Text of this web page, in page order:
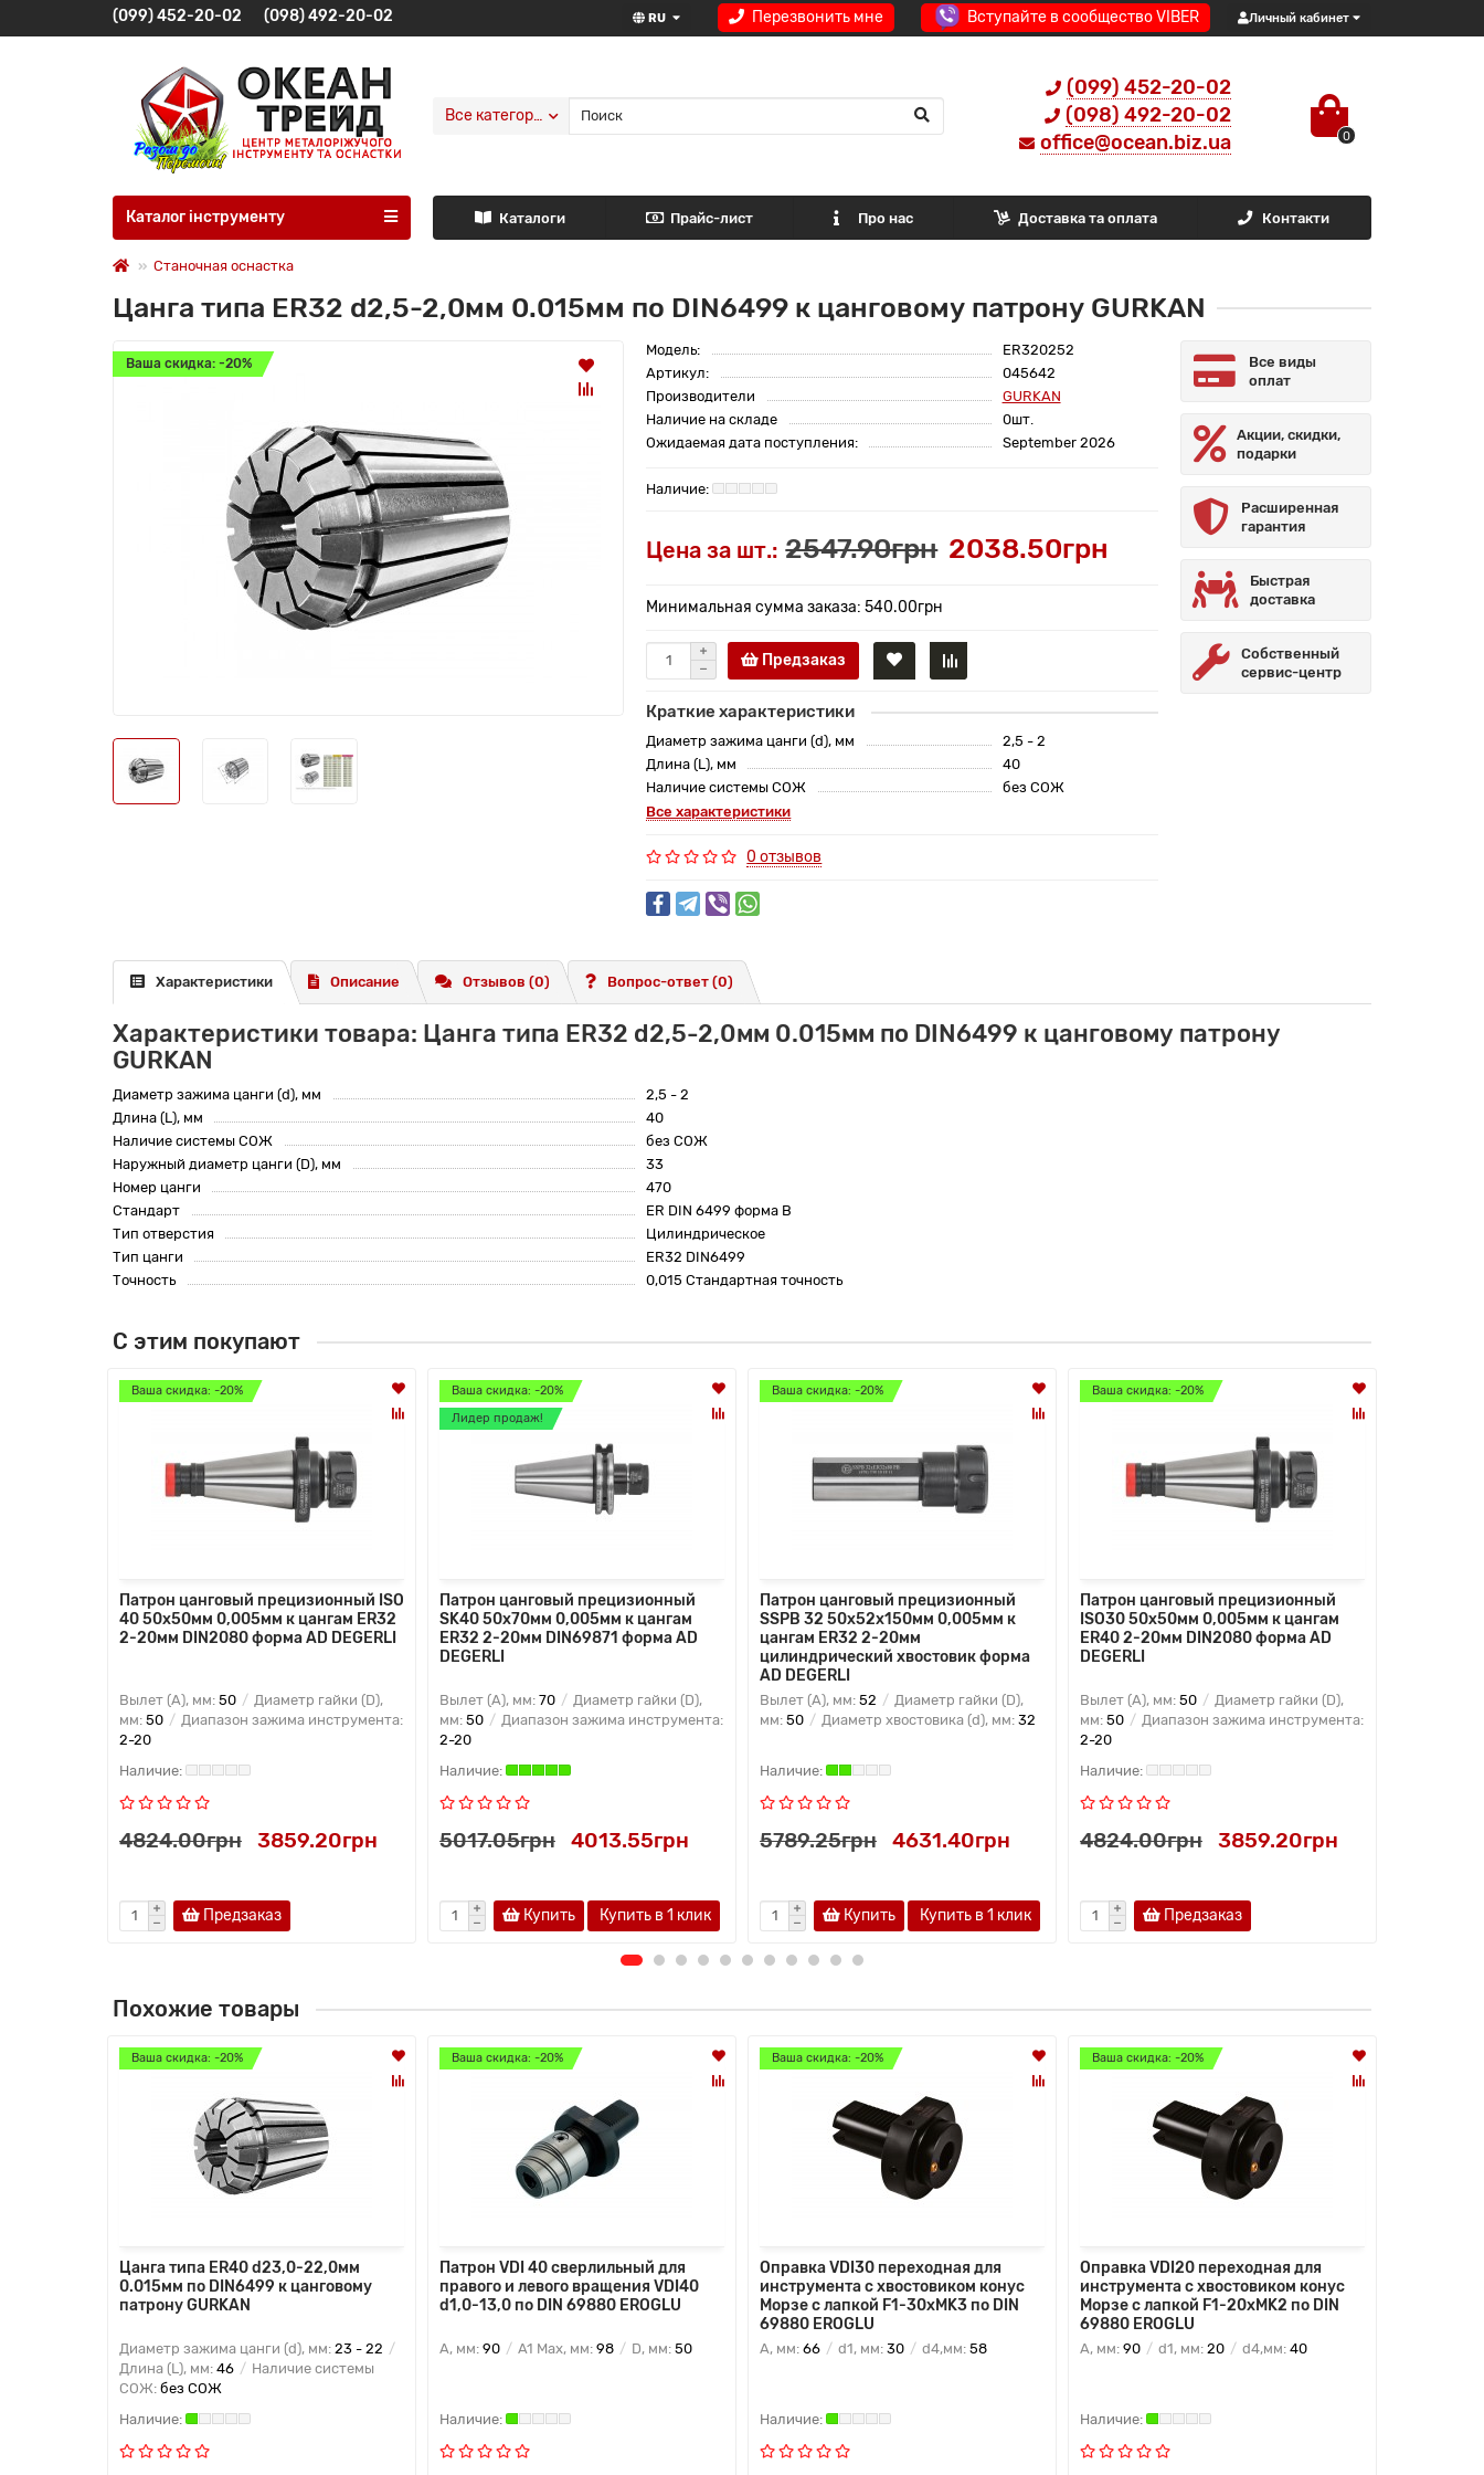
Перезвонить мне Вступайте в сообщество VIBER Личный кабинет
RU
(099) 452-20-02 (098) 492-20-02
(099) 452-20-02
(098) 492-20-02
office@ocean.biz.ua
0
Все категории
Каталог інструменту Каталоги Прайс-лист Про нас Доставка та оплата Контакти
Станочная оснастка
Цанга типа ER32 d2,5-2,0мм 0.015мм по DIN6499 к цанговому патрону GURKAN
Ваша скидка: -20%
Модель:
ER320252
Артикул:
045642
Производители
GURKAN
Наличие на складе
0шт.
Ожидаемая дата поступления:
September 2026
Цена за шт.: 2547.90грн 2038.50грн
Минимальная сумма заказа: 540.00грн
Предзаказ
Краткие характеристики
Диаметр зажима цанги (d), мм
2,5 - 2
Длина (L), мм
40
Наличие системы СОЖ
без СОЖ
Все характеристики
0 отзывов
Все виды
оплат
Акции, скидки,
подарки
Расширенная
гарантия
Быстрая
доставка
Собственный
сервис-центр
Характеристики Описание Отзывов (0) Вопрос-ответ (0)
Характеристики товара: Цанга типа ER32 d2,5-2,0мм 0.015мм по DIN6499 к цанговому патрону
GURKAN
Диаметр зажима цанги (d), мм
2,5 - 2
Длина (L), мм
40
Наличие системы СОЖ
без СОЖ
Наружный диаметр цанги (D), мм
33
Номер цанги
470
Стандарт
ER DIN 6499 форма B
Тип отверстия
Цилиндрическое
Тип цанги
ER32 DIN6499
Точность
0,015 Стандартная точность
С этим покупают
Ваша скидка: -20%
Патрон цанговый прецизионный ISO
40 50x50мм 0,005мм к цангам ER32
2-20мм DIN2080 форма AD DEGERLI
Вылет (A), мм: 50
Диаметр гайки (D),
мм: 50
Диапазон зажима инструмента:
2-20
4824.00грн 3859.20грн
Предзаказ
Ваша скидка: -20%
Лидер продаж!
Патрон цанговый прецизионный
SK40 50x70мм 0,005мм к цангам
ER32 2-20мм DIN69871 форма AD
DEGERLI
Вылет (A), мм: 70
Диаметр гайки (D),
мм: 50
Диапазон зажима инструмента:
2-20
5017.05грн 4013.55грн
Купить Купить в 1 клик
Ваша скидка: -20%
Патрон цанговый прецизионный
SSPB 32 50x52x150мм 0,005мм к
цангам ER32 2-20мм
цилиндрический хвостовик форма
AD DEGERLI
Вылет (A), мм: 52
Диаметр гайки (D),
мм: 50 Диаметр хвостовика (d), мм: 32
5789.25грн 4631.40грн
Купить Купить в 1 клик
Ваша скидка: -20%
Патрон цанговый прецизионный
ISO30 50x50мм 0,005мм к цангам
ER40 2-20мм DIN2080 форма AD
DEGERLI
Вылет (A), мм: 50
Диаметр гайки (D),
мм: 50
Диапазон зажима инструмента:
2-20
4824.00грн 3859.20грн
Предзаказ
Похожие товары
Ваша скидка: -20%
Цанга типа ER40 d23,0-22,0мм
0.015мм по DIN6499 к цанговому
патрону GURKAN
Диаметр зажима цанги (d), мм: 23 - 22
Длина (L), мм: 46
Наличие системы
СОЖ: без СОЖ
Ваша скидка: -20%
Патрон VDI 40 сверлильный для
правого и левого вращения VDI40
d1,0-13,0 по DIN 69880 EROGLU
A, мм: 90 A1 Max, мм: 98 D, мм: 50
Ваша скидка: -20%
Оправка VDI30 переходная для
инструмента с хвостовиком конус
Морзе с лапкой F1-30хMK3 по DIN
69880 EROGLU
A, мм: 66 d1, мм: 30 d4,мм: 58
Ваша скидка: -20%
Оправка VDI20 переходная для
инструмента с хвостовиком конус
Морзе с лапкой F1-20хMK2 по DIN
69880 EROGLU
A, мм: 90 d1, мм: 20 d4,мм: 40